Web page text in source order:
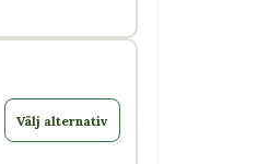
Välj alternativ